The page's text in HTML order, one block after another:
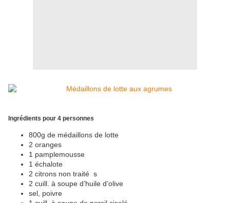
Ingrédients pour 4 personnes
800g de médaillons de lotte
2 oranges
1 pamplemousse
1 échalote
2 citrons non traité s
2 cuill. à soupe d’huile d’olive
sel, poivre